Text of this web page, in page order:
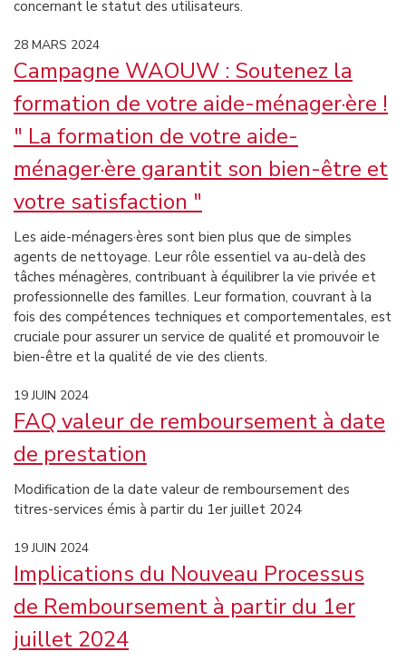
concernant le statut des utilisateurs.
28 MARS 2024
Campagne WAOUW : Soutenez la
formation de votre aide-ménager·ère !
" La formation de votre aide-
ménager·ère garantit son bien-être et
votre satisfaction "
Les aide-ménagers·ères sont bien plus que de simples
agents de nettoyage. Leur rôle essentiel va au-delà des
tâches ménagères, contribuant à équilibrer la vie privée et
professionnelle des familles. Leur formation, couvrant à la
fois des compétences techniques et comportementales, est
cruciale pour assurer un service de qualité et promouvoir le
bien-être et la qualité de vie des clients.
19 JUIN 2024
FAQ valeur de remboursement à date
de prestation
Modification de la date valeur de remboursement des
titres-services émis à partir du 1er juillet 2024
19 JUIN 2024
Implications du Nouveau Processus
de Remboursement à partir du 1er
juillet 2024